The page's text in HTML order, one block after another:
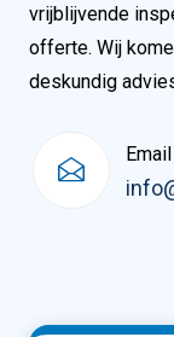
vrijblijvende
offerte. Wij
deskundig
Email